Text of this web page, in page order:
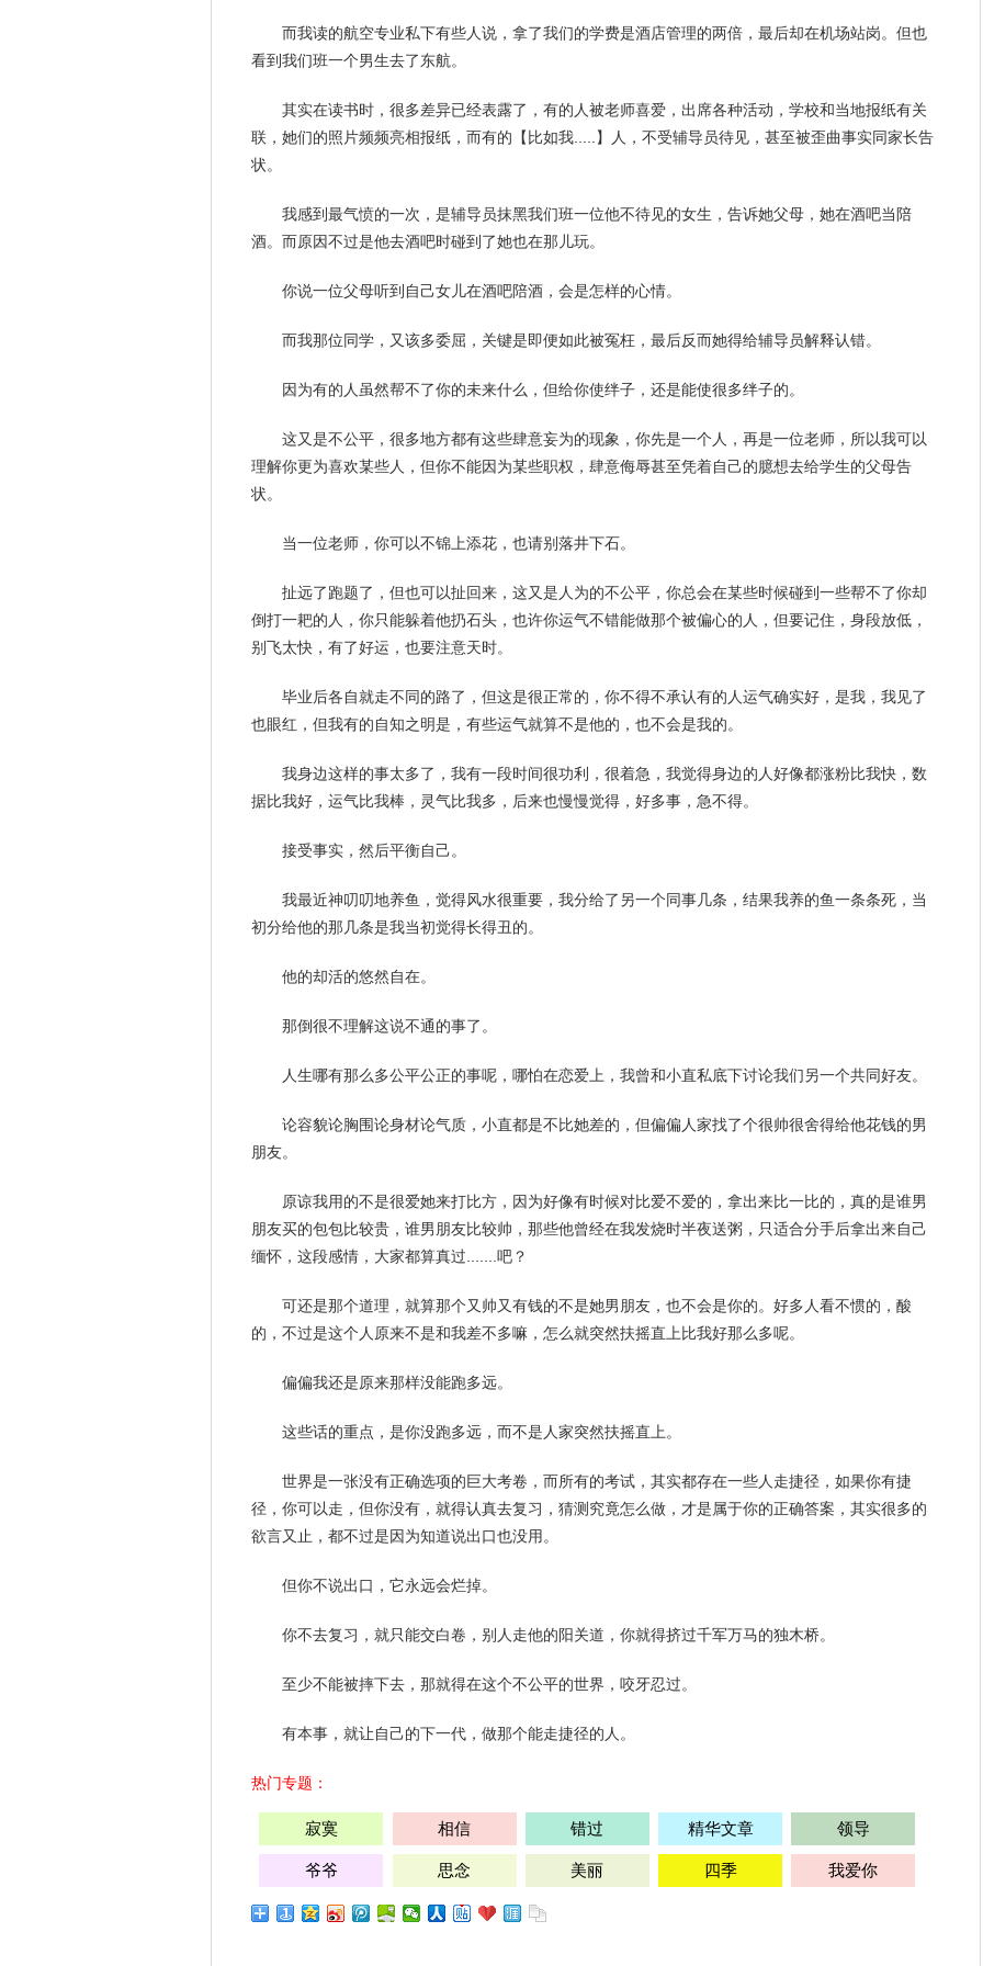
而我读的航空专业私下有些人说，拿了我们的学费是酒店管理的两倍，最后却在机场站岗。但也
看到我们班一个男生去了东航。
其实在读书时，很多差异已经表露了，有的人被老师喜爱，出席各种活动，学校和当地报纸有关
联，她们的照片频频亮相报纸，而有的【比如我.....】人，不受辅导员待见，甚至被歪曲事实同家长告
状。
我感到最气愤的一次，是辅导员抹黑我们班一位他不待见的女生 ，告诉她父母 ，她在酒吧当陪
酒。而原因不过是他去酒吧时碰到了她也在那儿玩。
你说一位父母听到自己女儿在酒吧陪酒，会是怎样的心情。
而我那位同学，又该多委屈，关键是即便如此被冤枉，最后反而她得给辅导员解释认错。
因为有的人虽然帮不了你的未来什么，但给你使绊子，还是能使很多绊子的。
这又是不公平，很多地方都有这些肆意妄为的现象，你先是一个人 ，再是一位老师，所以我可以
理解你更为喜欢某些人，但你不能因为某些职权，肆意侮辱甚至凭着自己的臆想去给学生的父母告
状。
当一位老师，你可以不锦上添花，也请别落井下石。
扯远了跑题了，但也可以扯回来，这又是人为的不公平，你总会在某些时候碰到一些帮不了你却
倒打一耙的人，你只能躲着他扔石头，也许你运气不错能做那个被偏心的人，但要记住，身段放低，
别飞太快，有了好运，也要注意天时。
毕业后各自就走不同的路了，但这是很正常的，你不得不承认有的人运气确实好，是我，我见了
也眼红，但我有的自知之明是，有些运气就算不是他的，也不会是我的。
我身边这样的事太多了，我有一段时间很功利，很着急，我觉得身边的人好像都涨粉比我快，数
据比我好，运气比我棒，灵气比我多，后来也慢慢觉得，好多事，急不得。
接受事实，然后平衡自己。
我最近神叨叨地养鱼，觉得风水很重要，我分给了另一个同事几条，结果我养的鱼一条条死，当
初分给他的那几条是我当初觉得长得丑的。
他的却活的悠然自在。
那倒很不理解这说不通的事了。
人生哪有那么多公平公正的事呢，哪怕在恋爱 上，我曾和小直私底下讨论我们另一个共同好友。
论容貌论胸围论身材论气质，小直都是不比她差的，但偏偏人家找了个很帅很舍得给他花钱的男
朋友。
原谅我用的不是很爱她来打比方，因为好像有时候对比爱不爱的，拿出来比一比的，真的是谁男
朋友买的包包比较贵，谁男朋友比较帅，那些他曾经在我发烧时半夜送粥，只适合分手后拿出来自己
缅怀，这段感情 ，大家都算真过.......吧？
可还是那个道理，就算那个又帅又有钱的不是她男朋友，也不会是你的。好多人看不惯的，酸
的，不过是这个人原来不是和我差不多嘛，怎么就突然扶摇直上比我好那么多呢。
偏偏我还是原来那样没能跑多远。
这些话的重点，是你没跑多远，而不是人家突然扶摇直上。
世界是一张没有正确选项的巨大考卷，而所有的考试，其实都存在一些人走捷径，如果你有捷
径，你可以走，但你没有，就得认真去复习，猜测究竟怎么做，才是属于你的正确答案，其实很多的
欲言又止，都不过是因为知道说出口也没用。
但你不说出口，它永远会烂掉。
你不去复习，就只能交白卷，别人走他的阳关道，你就得挤过千军万马的独木桥。
至少不能被摔下去，那就得在这个不公平的世界，咬牙忍过。
有本事，就让自己的下一代，做那个能走捷径的人。
热门专题：
寂寞 相信 错过 精华文章 领导
爷爷 思念 美丽 四季 我爱你